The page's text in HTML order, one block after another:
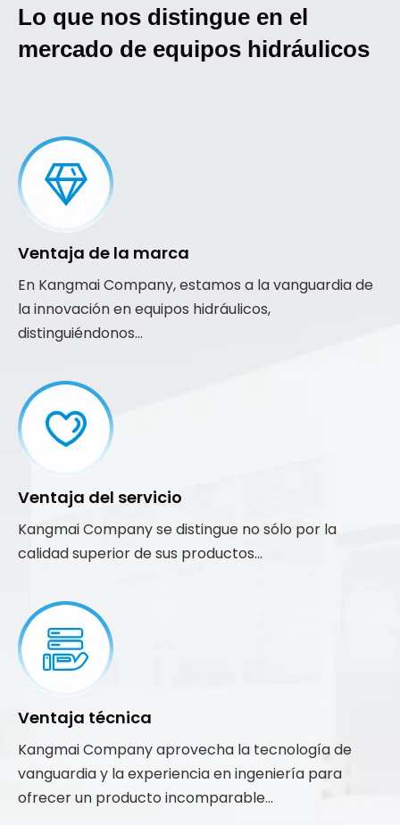
Lo que nos distingue en el
mercado de equipos hidráulicos
Ventaja de la marca
En Kangmai Company, estamos a la vanguardia de
la innovación en equipos hidráulicos,
distinguiéndonos...
Ventaja del servicio
Kangmai Company se distingue no sólo por la
calidad superior de sus productos...
Ventaja técnica
Kangmai Company aprovecha la tecnología de
vanguardia y la experiencia en ingeniería para
ofrecer un producto incomparable...